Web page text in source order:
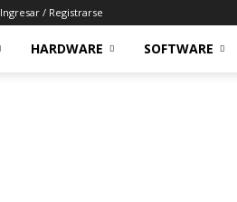
Ingresar / Registrarse
HARDWARE SOFTWARE